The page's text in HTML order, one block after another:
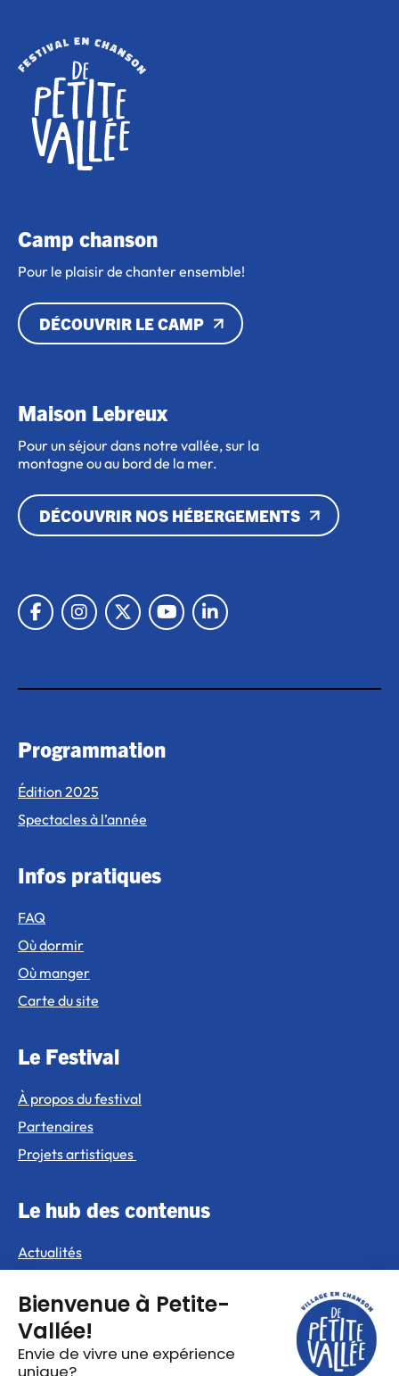
Camp chanson
Pour le plaisir de chanter ensemble!
DÉCOUVRIR LE CAMP
Maison Lebreux
Pour un séjour dans notre vallée, sur la
montagne ou au bord de la mer.
DÉCOUVRIR NOS HÉBERGEMENTS
Lien vers Facebook
Lien vers Instagram
Lien vers XLien vers Youtube
Lien vers Linkedin
Programmation
Édition 2025
Spectacles à l’année
Infos pratiques
FAQ
Où dormir
Où manger
Carte du site
Le Festival
À propos du festival
Partenaires
Projets artistiques
Le hub des contenus
Actualités
Vidéos